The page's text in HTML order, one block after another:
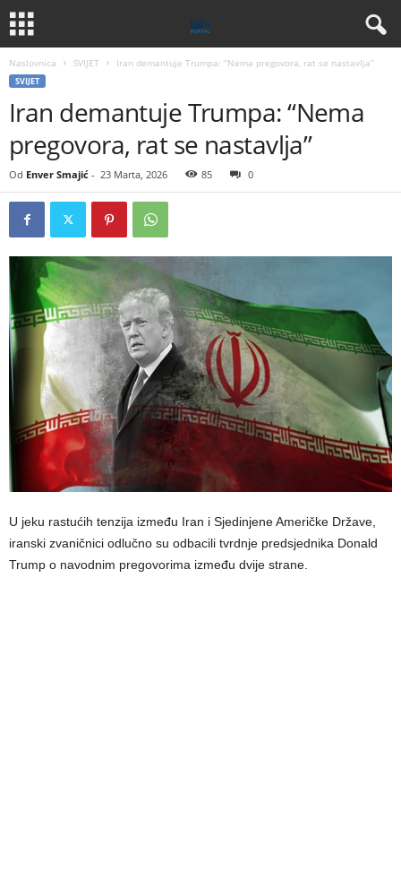
Naslovnica SVIJET Iran demantuje Trumpa: “Nema pregovora, rat se nastavlja”
SVIJET
Iran demantuje Trumpa: “Nema
pregovora, rat se nastavlja”
Od Enver Smajić - 23 Marta, 2026 85 0
U jeku rastućih tenzija između Iran i Sjedinjene Američke Države,
iranski zvaničnici odlučno su odbacili tvrdnje predsjednika Donald
Trump o navodnim pregovorima između dvije strane.